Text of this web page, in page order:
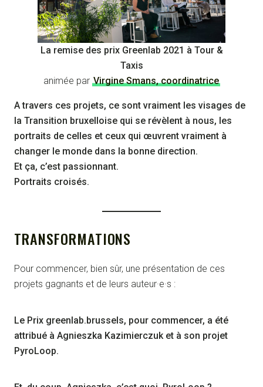
La remise des prix Greenlab 2021 à Tour &
Taxis
animée par Virgine Smans, coordinatrice
A travers ces projets, ce sont vraiment les visages de
la Transition bruxelloise qui se révèlent à nous, les
portraits de celles et ceux qui œuvrent vraiment à
changer le monde dans la bonne direction.
Et ça, c’est passionnant.
Portraits croisés.
TRANSFORMATIONS
Pour commencer, bien sûr, une présentation de ces
projets gagnants et de leurs auteur·e·s :
Le Prix greenlab.brussels, pour commencer, a été
attribué à Agnieszka Kazimierczuk et à son projet
PyroLoop.